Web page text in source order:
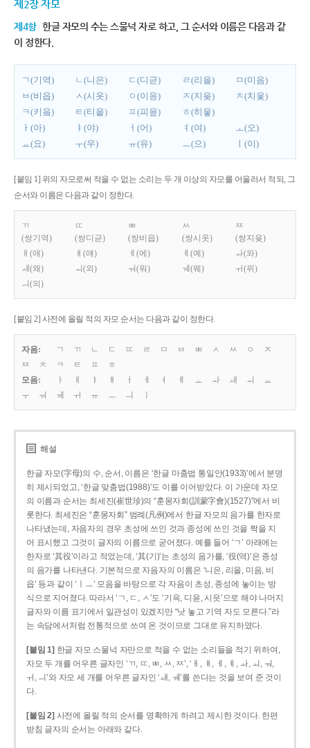
제2장 자모
제4항 한글 자모의 수는 스물넉 자로 하고, 그 순서와 이름은 다음과 같
이 정한다.
ㄱ(기역) ㄴ(니은) ㄷ(디귿) ㄹ(리을)
ㅁ(미음)
ㅂ(비읍)
ㅅ(시옷) ㅇ(이응) ㅈ(지읒)
ㅊ(치읓)
ㅋ(키읔)
ㅌ(티읕) ㅍ(피읖)
ㅎ(히읗)
ㅏ(아)
ㅑ(야) ㅓ(어) ㅕ(여)
ㅗ(오)
ㅛ(요)
ㅜ(우) ㅠ(유) ㅡ(으) ㅣ(이)
[붙임 1] 위의 자모로써 적을 수 없는 소리는 두 개 이상의 자모를 어울러서 적되, 그
순서와 이름은 다음과 같이 정한다.
ㄲ
(쌍기역)
ㄸ
(쌍디귿)
ㅃ
(쌍비읍)
ㅆ
(쌍시옷)
ㅉ
(쌍지읒)
ㅐ(애)
ㅒ(얘) ㅔ(에) ㅖ(예)
ㅘ(와)
ㅙ(왜)
ㅚ(외) ㅝ(워) ㅞ(웨)
ㅟ(위)
ㅢ(의)
[붙임 2] 사전에 올릴 적의 자모 순서는 다음과 같이 정한다.
자음: ㄱ ㄲ ㄴ ㄷ ㄸ ㄹ ㅁ ㅂ ㅃ ㅅ ㅆ ㅇ
ㅈ
ㅉ
ㅊ ㅋ ㅌ ㅍ
ㅎ
모음:
ㅏ ㅐ ㅑ ㅒ ㅓ ㅔ ㅕ ㅖ ㅗ ㅘ ㅙ ㅚ
ㅛ
ㅜ
ㅝ ㅞ ㅟ ㅠ ㅡ ㅢ
해설
한글 자모(字母)의 수, 순서, 이름은 ‘한글 마춤법 통일안(1933)’에서 분명
히 제시되었고, ‘한글 맞춤법(1988)’도 이를 이어받았다. 이 가운데 자모
의 이름과 순서는 최세진(崔世珍)의 “훈몽자회(訓蒙字會)(1527)”에서 비
롯한다. 최세진은 “훈몽자회” 범례(凡例)에서 한글 자모의 음가를 한자로
나타냈는데, 자음자의 경우 초성에 쓰인 것과 종성에 쓰인 것을 짝을 지
어 표시했고 그것이 글자의 이름으로 굳어졌다. 예를 들어 ‘ㄱ’ 아래에는
한자로 ‘其役’이라고 적었는데, ‘其(기)’는 초성의 음가를, ‘役(역)’은 종성
의 음가를 나타낸다. 기본적으로 자음자의 이름은 ‘니은, 리을, 미음, 비
읍’ 등과 같이 ‘ㅣㅡ’ 모음을 바탕으로 각 자음이 초성, 종성에 놓이는 방
식으로 지어졌다. 따라서 ‘ㄱ, ㄷ, ㅅ’도 ‘기윽, 디읃, 시읏’으로 해야 나머지
글자와 이름 표기에서 일관성이 있겠지만 “낫 놓고 기역 자도 모른다.”라
는 속담에서처럼 전통적으로 쓰여 온 것이므로 그대로 유지하였다.
[붙임 1] 한글 자모 스물넉 자만으로 적을 수 없는 소리들을 적기 위하여,
자모 두 개를 어우른 글자인 ‘ㄲ, ㄸ, ㅃ, ㅆ, ㅉ’, ‘ㅐ, ㅒ, ㅔ, ㅖ, ㅘ, ㅚ, ㅝ,
ㅟ, ㅢ’와 자모 세 개를 어우른 글자인 ‘ㅙ, ㅞ’를 쓴다는 것을 보여 준 것이
다.
[붙임 2] 사전에 올릴 적의 순서를 명확하게 하려고 제시한 것이다. 한편
받침 글자의 순서는 아래와 같다.